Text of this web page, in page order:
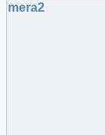
mera2